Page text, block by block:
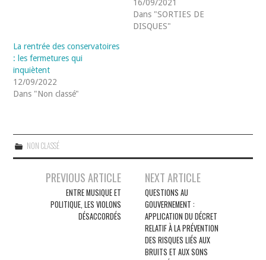
16/09/2021
Dans "SORTIES DE
DISQUES"
La rentrée des conservatoires
: les fermetures qui
inquiètent
12/09/2022
Dans "Non classé"
NON CLASSÉ
NavigationPREVIOUS ARTICLE
ENTRE MUSIQUE ET
POLITIQUE, LES VIOLONS
DÉSACCORDÉS
NEXT ARTICLE
QUESTIONS AU
GOUVERNEMENT :
APPLICATION DU DÉCRET
RELATIF À LA PRÉVENTION
DES RISQUES LIÉS AUX
BRUITS ET AUX SONS